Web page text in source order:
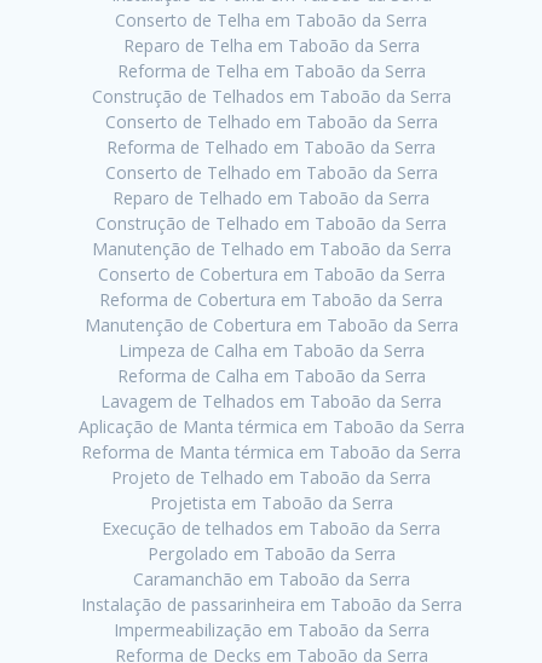
Conserto de Telha em Taboão da Serra
Reparo de Telha em Taboão da Serra
Reforma de Telha em Taboão da Serra
Construção de Telhados em Taboão da Serra
Conserto de Telhado em Taboão da Serra
Reforma de Telhado em Taboão da Serra
Conserto de Telhado em Taboão da Serra
Reparo de Telhado em Taboão da Serra
Construção de Telhado em Taboão da Serra
Manutenção de Telhado em Taboão da Serra
Conserto de Cobertura em Taboão da Serra
Reforma de Cobertura em Taboão da Serra
Manutenção de Cobertura em Taboão da Serra
Limpeza de Calha em Taboão da Serra
Reforma de Calha em Taboão da Serra
Lavagem de Telhados em Taboão da Serra
Aplicação de Manta térmica em Taboão da Serra
Reforma de Manta térmica em Taboão da Serra
Projeto de Telhado em Taboão da Serra
Projetista em Taboão da Serra
Execução de telhados em Taboão da Serra
Pergolado em Taboão da Serra
Caramanchão em Taboão da Serra
Instalação de passarinheira em Taboão da Serra
Impermeabilização em Taboão da Serra
Reforma de Decks em Taboão da Serra